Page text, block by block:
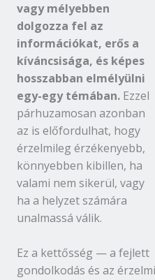
vagy mélyebben
dolgozza fel az
információkat, erős a
kíváncsisága, és képes
hosszabban elmélyülni
egy-egy témában. Ezzel
párhuzamosan azonban
az is előfordulhat, hogy
érzelmileg érzékenyebb,
könnyebben kibillen, ha
valami nem sikerül, vagy
ha a helyzet számára
unalmassá válik.
Ez a kettősség — a fejlett
gondolkodás és az érzelmi